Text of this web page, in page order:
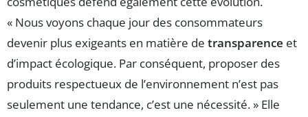
« Nous voyons chaque jour des consommateurs
devenir plus exigeants en matière de transparence et
d’impact écologique. Par conséquent, proposer des
produits respectueux de l’environnement n’est pas
seulement une tendance, c’est une nécessité. » Elle